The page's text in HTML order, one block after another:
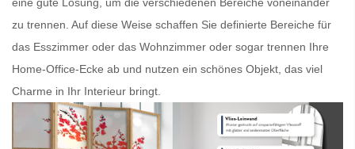
eine gute Lösung, um die verschiedenen Bereiche voneinander
zu trennen. Auf diese Weise schaffen Sie definierte Bereiche für
das Esszimmer oder das Wohnzimmer oder sogar trennen Ihre
Home-Office-Ecke ab und nutzen ein schönes Objekt, das viel
Charme in Ihr Interieur bringt.